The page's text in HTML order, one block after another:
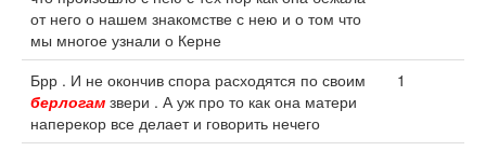
от него о нашем знакомстве с нею и о том что
мы многое узнали о Керне
Брр . И не окончив спора расходятся по своим
берлогам звери . А уж про то как она матери
наперекор все делает и говорить нечего
1